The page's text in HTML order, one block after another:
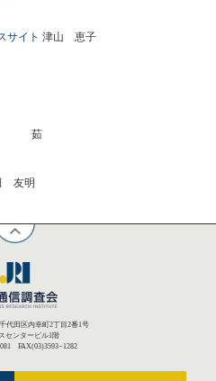
サイト 津山 恵子
茹
友明
代田区内幸町2丁目2番1号
センタービル1階
FAX(03)3593−1282